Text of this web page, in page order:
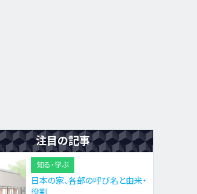
注目の記事
知る・学ぶ
日本の家、各部の呼び名と由来・
役割